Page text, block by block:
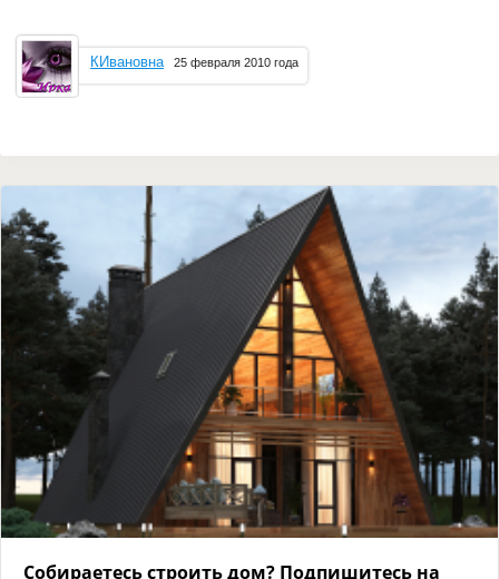
КИвановна 25 февраля 2010 года
Собираетесь строить дом? Подпишитесь на